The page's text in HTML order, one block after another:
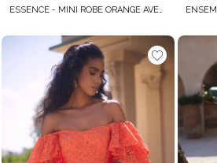
ESSENCE - MINI ROBE ORANGE AVEC DÉCOLLETÉ EN CŒUR, ROSE AMOVIBLE ET BRETELLES RÉGLABLES